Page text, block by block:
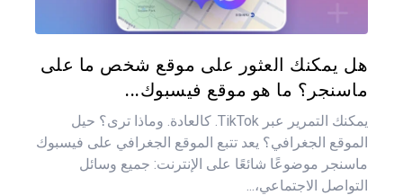
هل يمكنك العثور على موقع شخص ما على
ماسنجر؟ ما هو موقع فيسبوك...
يمكنك التمرير عبر TikTok. كالعادة. وماذا ترى؟ حيل
الموقع الجغرافي؟ يعد تتبع الموقع الجغرافي على فيسبوك
ماسنجر موضوعًا شائعًا على الإنترنت: جميع وسائل
التواصل الاجتماعي،...